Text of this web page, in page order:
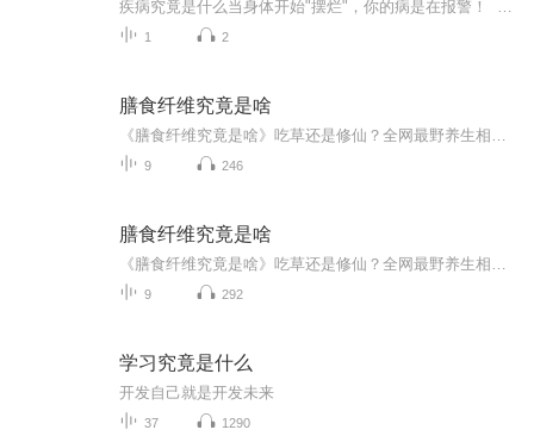
1 2
膳食纤维究竟是啥
9 246
膳食纤维究竟是啥
9 292
学习究竟是什么
开发自己就是开发未来
37 1290